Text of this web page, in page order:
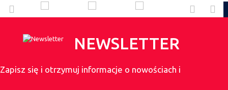
NEWSLETTER
Zapisz się i otrzymuj informacje o nowościach i